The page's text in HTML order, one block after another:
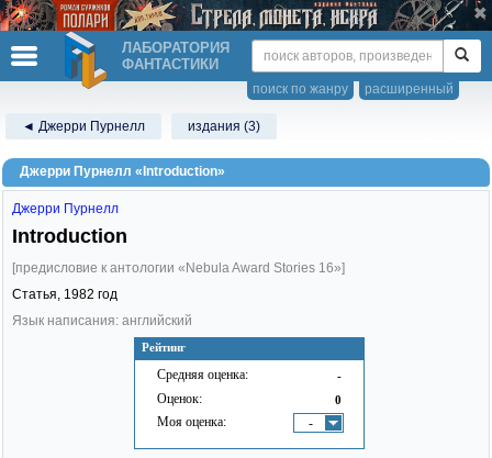
ЛАБОРАТОРИЯ
ФАНТАСТИКИ
расширенный
поиск по жанру
◄ Джерри Пурнелл издания (3)
Джерри Пурнелл «Introduction»
Рейтинг
Средняя оценка: -
Оценок: 0
Моя оценка: -
Джерри Пурнелл
Introduction
[предисловие к антологии «Nebula Award Stories 16»]
Статья, 1982 год
Язык написания: английский